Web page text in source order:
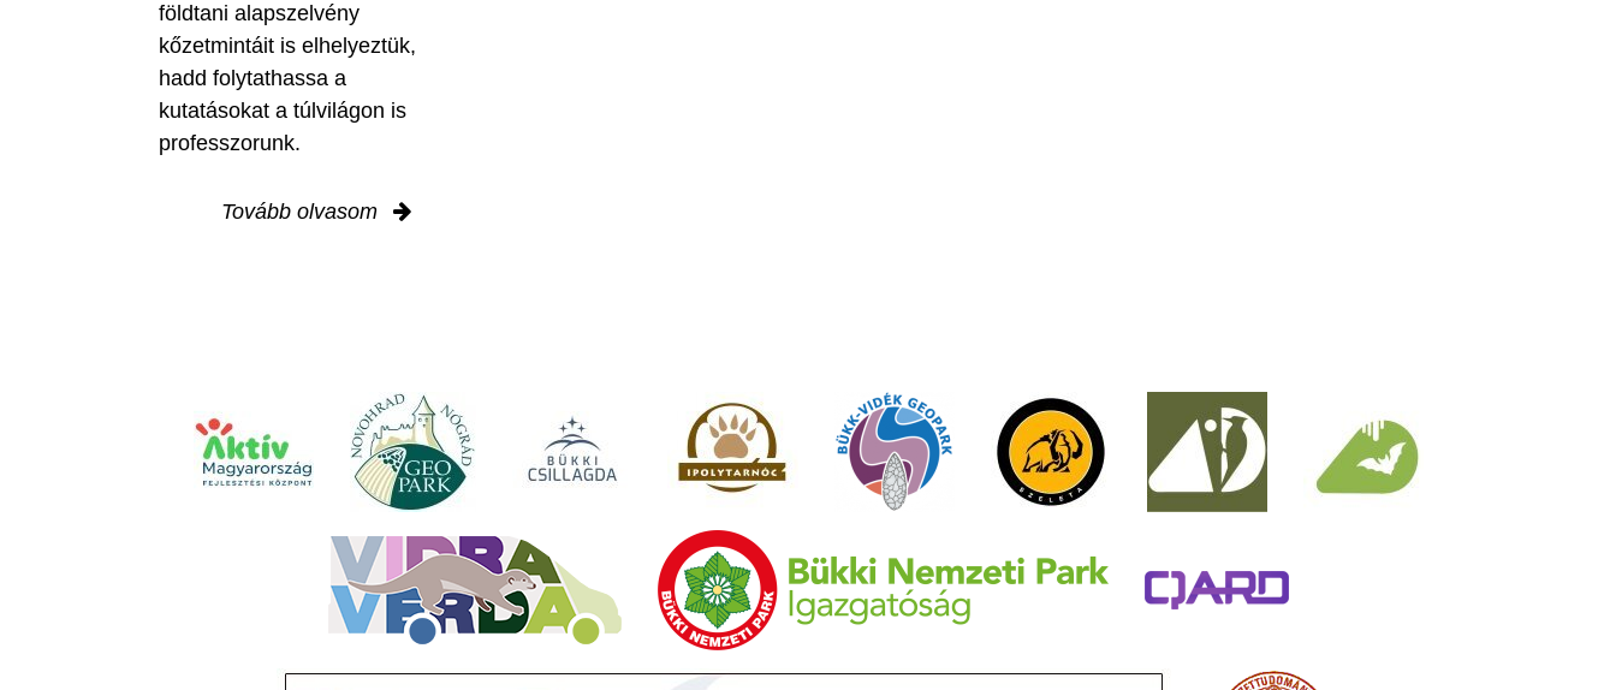
földtani alapszelvény
kőzetmintáit is elhelyeztük,
hadd folytathassa a
kutatásokat a túlvilágon is
professzorunk.
Tovább olvasom